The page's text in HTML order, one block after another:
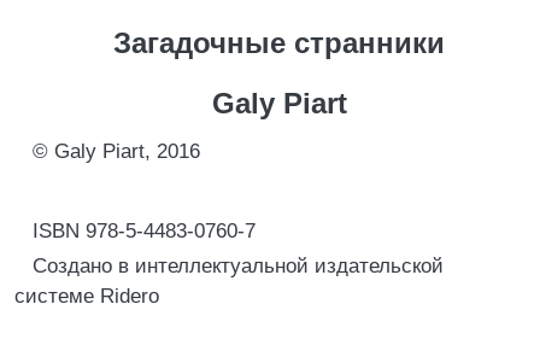
Загадочные странники
Galy Piart
© Galy Piart, 2016
ISBN 978-5-4483-0760-7
Создано в интеллектуальной издательской
системе Ridero